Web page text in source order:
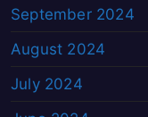
September 2024
August 2024
July 2024